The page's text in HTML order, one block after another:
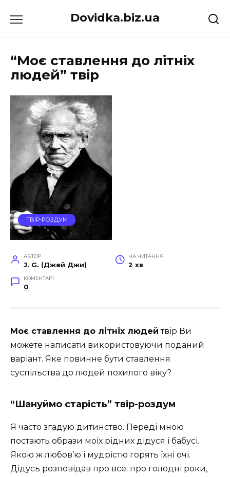
до
Dovidka.biz.ua
“Моє ставлення до літніх
людей” твір
ТВІР-РОЗДУМ
АВТОР
J. G. (Джей Джи)
НА ЧИТАННЯ
2 хв
КОМЕНТАРІ
0
Моє ставлення до літніх людей твір Ви
можете написати використовуючи поданий
варіант. Яке повинне бути ставлення
суспільства до людей похилого віку?
“Шануймо старість” твір-роздум
Я часто згадую дитинство. Переді мною
постають образи моїх рідних дідуся і бабусі.
Якою ж любов’ю і мудрістю горять їхні очі.
Дідусь розповідав про все: про голодні роки,